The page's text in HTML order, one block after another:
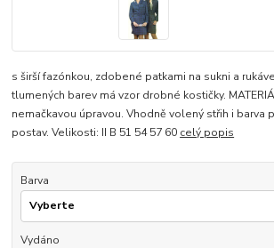
s širší fazónkou, zdobené patkami na sukni a
tlumených barev má vzor drobné kostičky.
nemačkavou úpravou. Vhodně volený střih i barva
postav. Velikosti: II B 51 54 57 60 celý popis
Barva
Vydáno